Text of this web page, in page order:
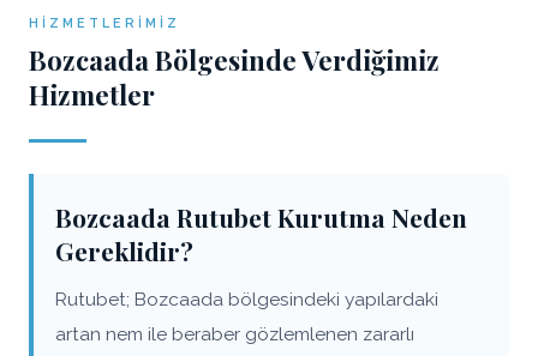
HIZMETLERIMIZ
Bozcaada Bölgesinde Verdiğimiz
Hizmetler
Bozcaada Rutubet Kurutma Neden
Gereklidir?
Rutubet; Bozcaada bölgesindeki yapılardaki
artan nem ile beraber gözlemlenen zararlı